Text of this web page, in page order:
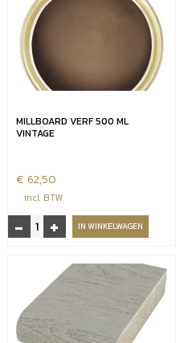
oak
500
aantal
MILLBOARD VERF 500 ML
VINTAGE
€ 62,50
incl. BTW
-
Millboard
verf
Vintage
aantal
+ IN WINKELWAGEN